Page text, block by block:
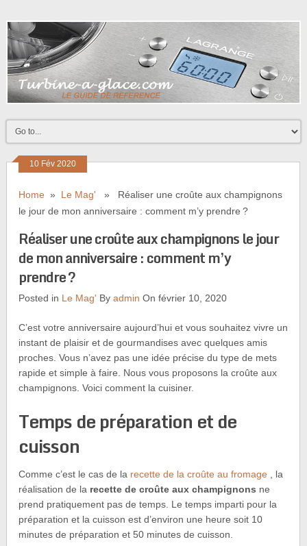
10 Fév 2020
Home » Le Mag' » Réaliser une croûte aux champignons
le jour de mon anniversaire : comment m’y prendre ?
Réaliser une croûte aux champignons le jour
de mon anniversaire : comment m’y
prendre ?
Posted in Le Mag' Byadmin On février 10, 2020
C’est votre anniversaire aujourd’hui et vous souhaitez vivre un
instant de plaisir et de gourmandises avec quelques amis
proches. Vous n’avez pas une idée précise du type de mets
rapide et simple à faire. Nous vous proposons la croûte aux
champignons. Voici comment la cuisiner.
Temps de préparation et de
cuisson
Comme c’est le cas de la recette de la croûte au fromage , la
réalisation de la recette de croûte aux champignons ne
prend pratiquement pas de temps. Le temps imparti pour la
préparation et la cuisson est d’environ une heure soit 10
minutes de préparation et 50 minutes de cuisson.